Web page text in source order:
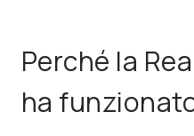
Perché la
ha